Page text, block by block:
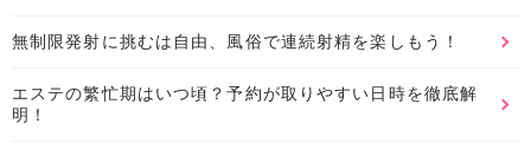
無制限発射に挑むは自由、風俗で連続射精を楽しもう！
エステの繁忙期はいつ頃？予約が取りやすい日時を徹底解
明！